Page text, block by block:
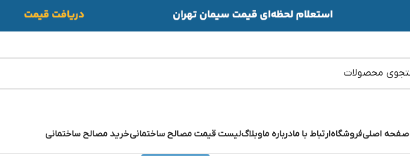
صفحه اصلیفروشگاهارتباط با مادرباره ماوبلاگلیست قیمت مصالح ساختمانیخرید مصالح ساختمانی